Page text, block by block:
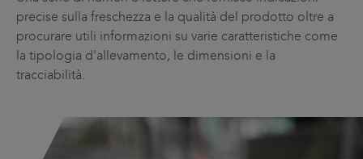
precise sulla freschezza e la qualità del prodotto oltre a
procurare utili informazioni su varie caratteristiche come
la tipologia d'allevamento, le dimensioni e la
tracciabilità.